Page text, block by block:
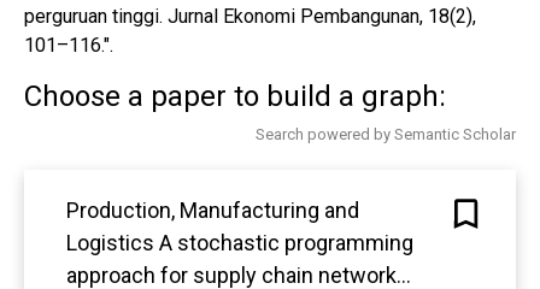
perguruan tinggi. Jurnal Ekonomi Pembangunan, 18(2),
101–116.".
Choose a paper to build a graph:
Search powered by Semantic Scholar
Production, Manufacturing and
Logistics A stochastic programming
approach for supply chain network